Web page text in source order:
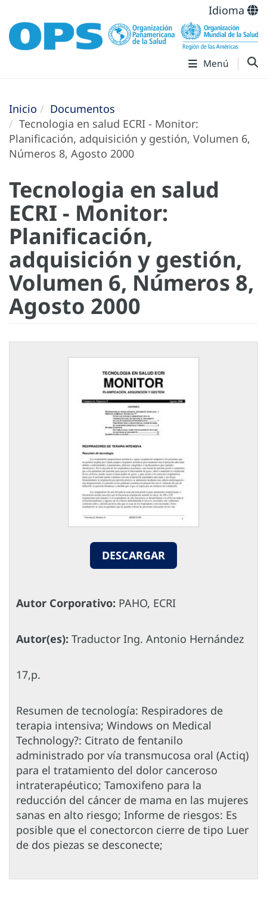
Idioma
Menú
Inicio
Documentos
Tecnologia en salud ECRI - Monitor:
Planificación, adquisición y gestión, Volumen 6,
Números 8, Agosto 2000
Tecnologia en salud
ECRI - Monitor:
Planificación,
adquisición y gestión,
Volumen 6, Números 8,
Agosto 2000
DESCARGAR
Autor Corporativo: PAHO, ECRI
Autor(es): Traductor Ing. Antonio Hernández
17,p.
Resumen de tecnología: Respiradores de
terapia intensiva; Windows on Medical
Technology?: Citrato de fentanilo
administrado por vía transmucosa oral (Actiq)
para el tratamiento del dolor canceroso
intraterapéutico; Tamoxifeno para la
reducción del cáncer de mama en las mujeres
sanas en alto riesgo; Informe de riesgos: Es
posible que el conectorcon cierre de tipo Luer
de dos piezas se desconecte;